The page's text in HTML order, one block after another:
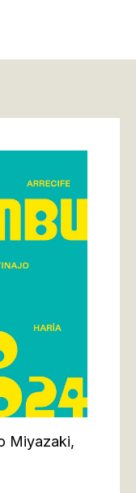
Miyazaki,